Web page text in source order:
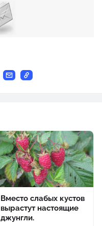
Вместо слабых кустов
вырастут настоящие
джунгли.